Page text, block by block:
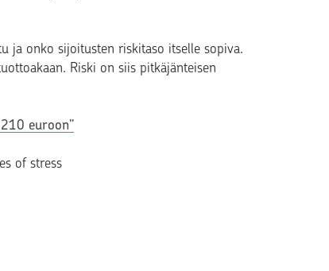
ja onko sijoitusten riskitaso itselle sopiva.
Riski on siis pitkäjänteisen
euroon”
of stress